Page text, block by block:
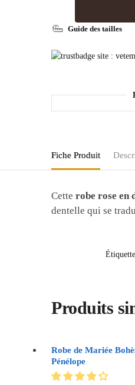
Guide des tailles
Fiche Produit
Cetterobe rose en
dentelle qui se
Produits
Robe de Mariée
Pénélope